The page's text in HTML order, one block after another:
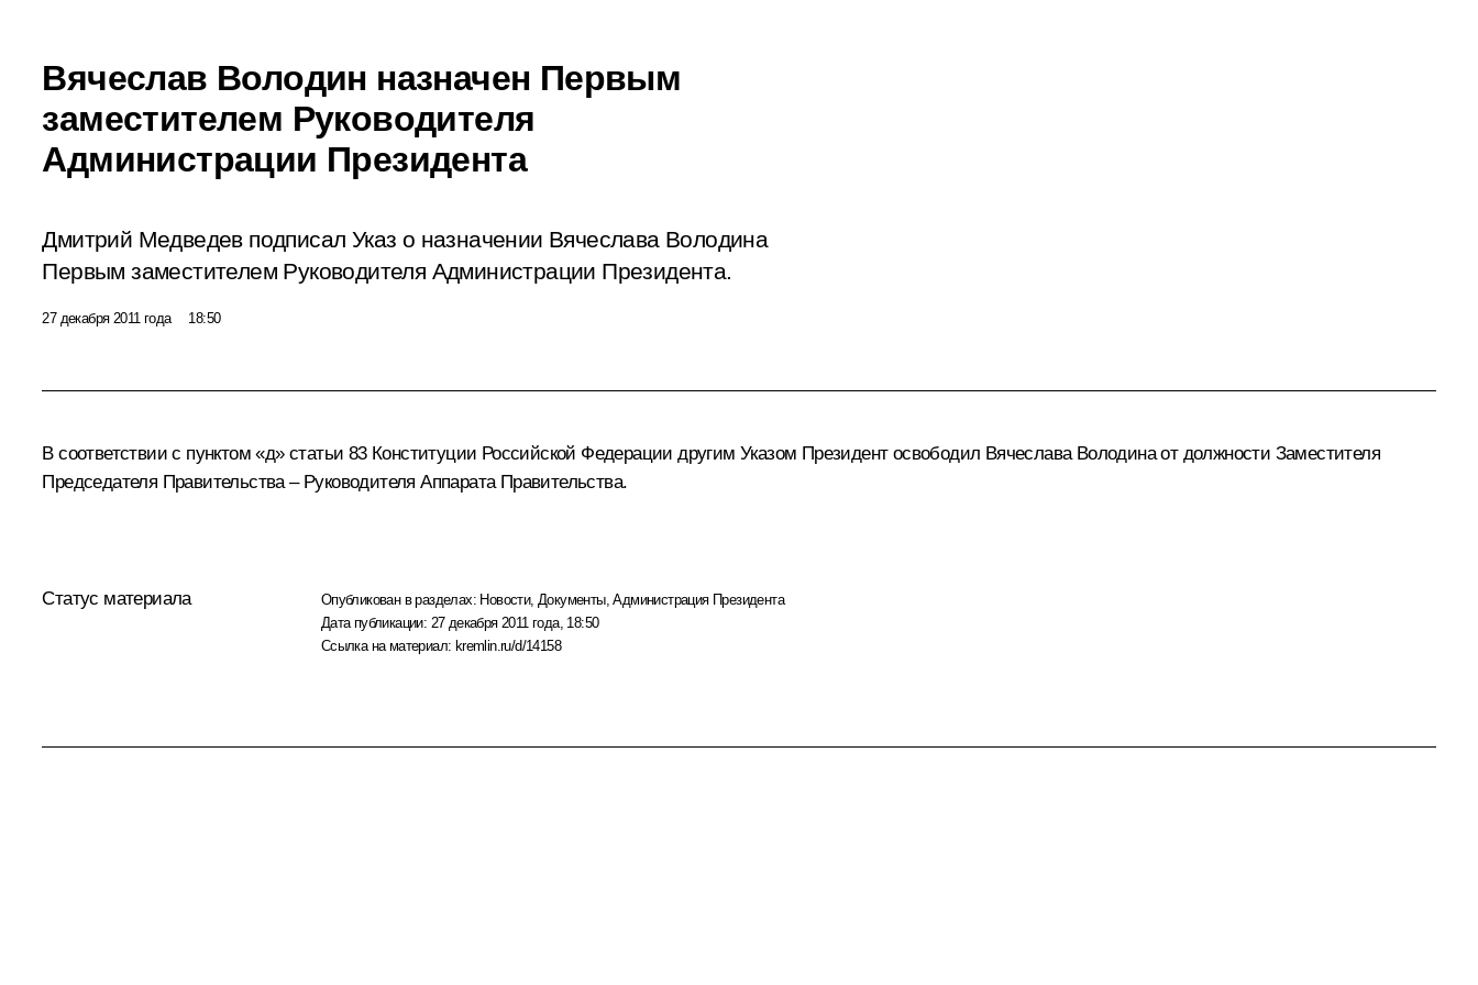
Вячеслав Володин назначен Первым
заместителем Руководителя
Администрации Президента
Дмитрий Медведев подписал Указ о назначении Вячеслава Володина
Первым заместителем Руководителя Администрации Президента.
27 декабря 2011 года 18:50
В соответствии с пунктом «д» статьи 83 Конституции Российской Федерации другим Указом Президент освободил Вячеслава Володинаот должности Заместителя
Председателя Правительства – Руководителя Аппарата Правительства.
Статус материала Опубликован в разделах: Новости, Документы,Администрация Президента
Дата публикации: 27 декабря 2011 года, 18:50
Ссылка на материал: kremlin.ru/d/14158